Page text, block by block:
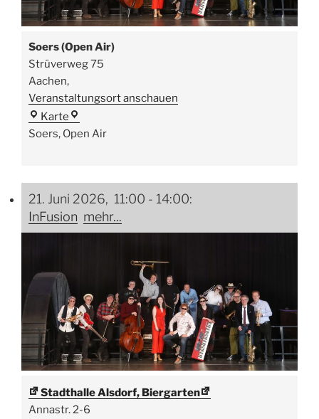
Soers (Open Air)
Strüverweg 75
Aachen,
Veranstaltungsort anschauen
Karte Soers
(Open
Soers, Open Air
21. Juni 2026, 11:00 - 14:00:
InFusion mehr...
Stadthalle Alsdorf, Biergarten
Annastr. 2-6